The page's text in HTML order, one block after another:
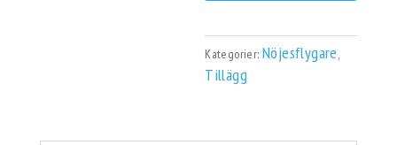
Kategorier: Nöjesflygare,
Tillägg